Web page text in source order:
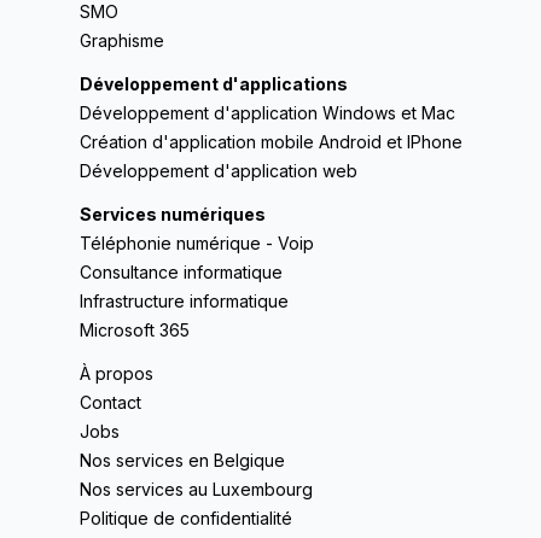
SMO
Graphisme
Développement d'applications
Développement d'application Windows et Mac
Création d'application mobile Android et IPhone
Développement d'application web
Services numériques
Téléphonie numérique - Voip
Consultance informatique
Infrastructure informatique
Microsoft 365
À propos
Contact
Jobs
Nos services en Belgique
Nos services au Luxembourg
Politique de confidentialité